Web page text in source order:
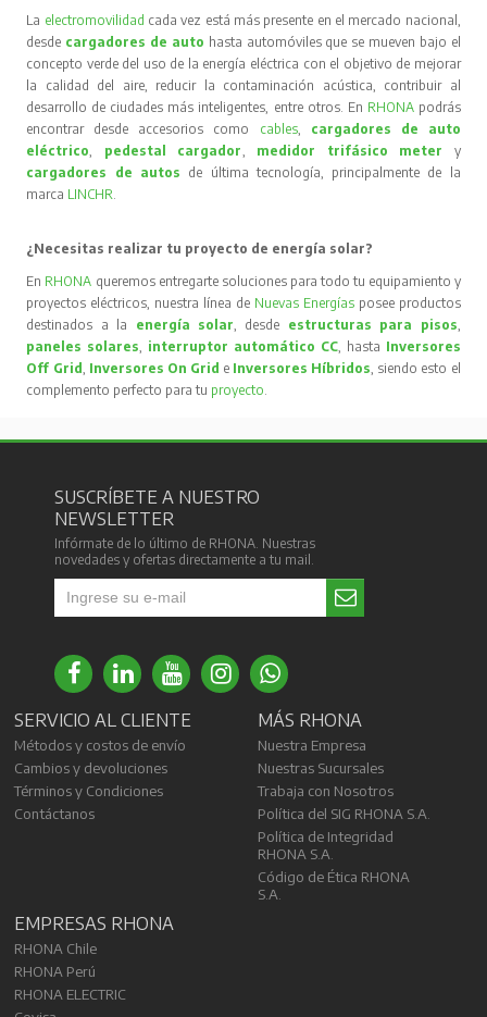
La electromovilidad cada vez está más presente en el mercado nacional,
desde cargadores de auto hasta automóviles que se mueven bajo el
concepto verde del uso de la energía eléctrica con el objetivo de mejorar
la calidad del aire, reducir la contaminación acústica, contribuir al
desarrollo de ciudades más inteligentes, entre otros. En RHONA podrás
encontrar desde accesorios como cables, cargadores de auto
eléctrico, pedestal cargador, medidor trifásico meter
y
cargadores de autos de última tecnología, principalmente de la
marca LINCHR.
¿Necesitas realizar tu proyecto de energía solar?
En RHONA queremos entregarte soluciones para todo tu equipamiento y
proyectos eléctricos, nuestra línea de Nuevas Energíasposee productos
destinados a la energía solar, desde estructuras para pisos,
paneles solares, interruptor automático CC, hasta Inversores
Off Grid, Inversores On Grid e Inversores Híbridos, siendo esto el
complemento perfecto para tu proyecto.
SUSCRÍBETE A NUESTRO
NEWSLETTER
Infórmate de lo último de RHONA. Nuestras
novedades y ofertas directamente a tu mail.
SERVICIO AL CLIENTE
Métodos y costos de envío
Cambios y devoluciones
Términos y Condiciones
Contáctanos
MÁS RHONA
Nuestra Empresa
Nuestras Sucursales
Trabaja con Nosotros
Política del SIG RHONA S.A.
Política de Integridad
RHONA S.A.
Código de Ética RHONA
S.A.
EMPRESAS RHONA
RHONA Chile
RHONA Perú
RHONA ELECTRIC